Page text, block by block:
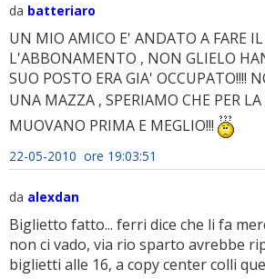
da batteriaro
UN MIO AMICO E' ANDATO A FARE
L'ABBONAMENTO , NON GLIELO
SUO POSTO ERA GIA' OCCUPATO!!!!
UNA MAZZA , SPERIAMO CHE PER
MUOVANO PRIMA E MEGLIO!!!
22-05-2010 ore 19:03:51
da alexdan
Biglietto fatto... ferri dice che li fa
non ci vado, via rio sparto avrebbe
biglietti alle 16, a copy center colli